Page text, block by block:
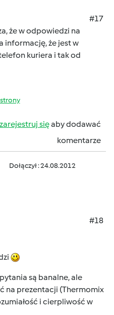
#17
że w odpowiedzi na
informację, że jest w
kuriera i tak od
zarejestruj sięaby dodawać
komentarze
Dołączył : 24.08.2012
#18
są banalne, ale
na prezentacji (Thermomix
i cierpliwość w